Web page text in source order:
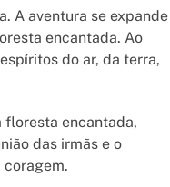
A aventura se expande
encantada. Ao
do ar, da terra,
floresta encantada,
das irmãs e o